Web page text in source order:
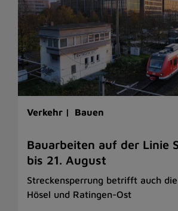
Verkehr | Bauen
Bauarbeiten auf der Linie
bis 21. August
Streckensperrung betrifft auch
Hösel und Ratingen-Ost